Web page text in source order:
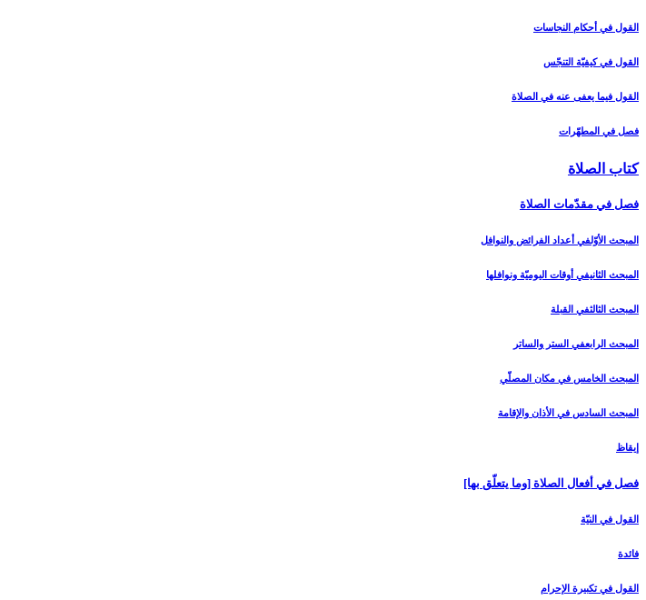
القول في أحكام النجاسات‏
القول في كيفيّة التنجّس‏
القول فيما يعفى عنه في الصلاة
فصل في المطهّرات‏
كتاب الصلاة
فصل في مقدّمات الصلاة
المبحث الأوّل‏في أعداد الفرائض والنوافل‏
المبحث الثاني‏في أوقات اليوميّة ونوافلها
المبحث الثالث‏في القبلة
المبحث الرابع‏في الستر والساتر
المبحث الخامس ‏في مكان المصلّي‏
المبحث السادس‏ في الأذان والإقامة
إيقاظ
فصل في أفعال الصلاة [وما يتعلّق بها]
القول في النيّة
فائدة
القول في تكبيرة الإحرام‏